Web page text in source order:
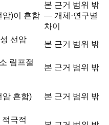
암)이 흔함
본 근거 범위 밖
— 개체·연구별
차이
선암
본 근거 범위 밖
림프절
본 근거 범위 밖
암 흔함) 본 근거 범위 밖
극적